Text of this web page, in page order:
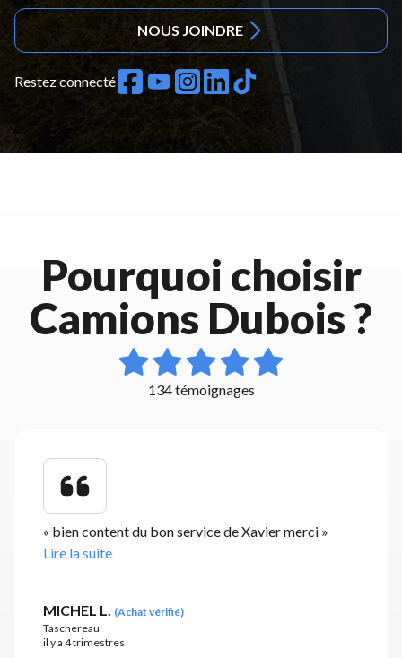
NOUS JOINDRE
Restez connecté
Pourquoi choisir
Camions Dubois ?
134 témoignages
« bien content du bon service de Xavier merci »
Lire la suite
MICHEL L. (Achat vérifié)
Taschereau
il y a 4 trimestres